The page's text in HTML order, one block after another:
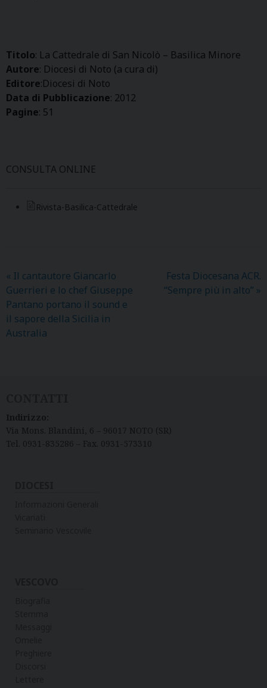
Titolo: La Cattedrale di San Nicolò – Basilica Minore
Autore: Diocesi di Noto (a cura di)
Editore:Diocesi di Noto
Data di Pubblicazione: 2012
Pagine: 51
CONSULTA ONLINE
Rivista-Basilica-Cattedrale
« Il cantautore Giancarlo
Guerrieri e lo chef Giuseppe
Pantano portano il sound e
il sapore della Sicilia in
Australia
Festa Diocesana ACR.
“Sempre più in alto” »
Indirizzo:
Via Mons. Blandini, 6 – 96017 NOTO (SR)
Tel. 0931-835286 – Fax. 0931-573310